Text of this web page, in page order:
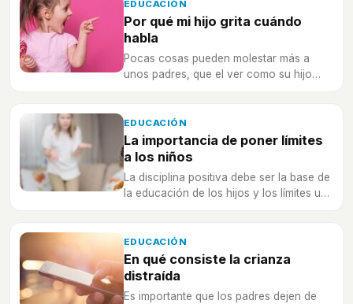
EDUCACIÓN
Por qué mi hijo grita cuándo
habla
Pocas cosas pueden molestar más a
unos padres, que el ver como su hijo
EDUCACIÓN
La importancia de poner límites
a los niños
La disciplina positiva debe ser la base de
la educación de los hijos y los límites un
posible
EDUCACIÓN
En qué consiste la crianza
distraída
Es importante que los padres dejen de